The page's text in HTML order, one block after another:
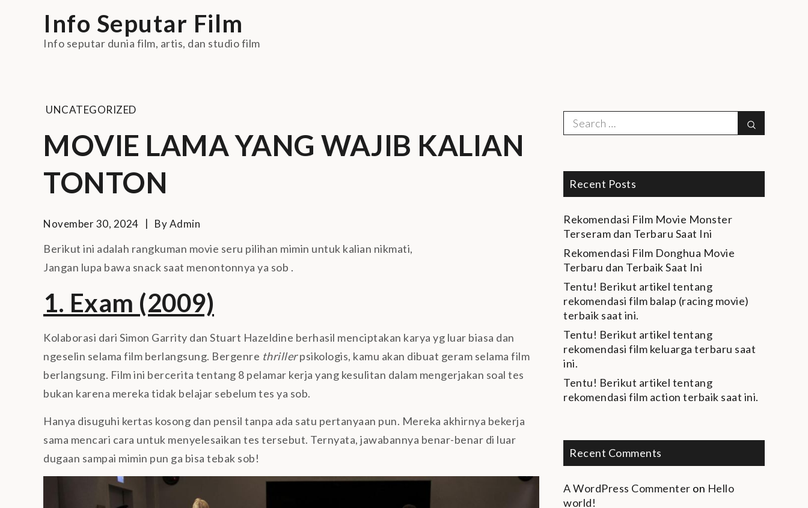
Info Seputar Film
Info seputar dunia film, artis, dan studio film
UNCATEGORIZED
MOVIE LAMA YANG WAJIB KALIAN
TONTON
November 30, 2024 ByAdmin
Berikut ini adalah rangkuman movie seru pilihan mimin untuk kalian nikmati,
Jangan lupa bawa snack saat menontonnya ya sob .
1. Exam (2009)
Kolaborasi dari Simon Garrity dan Stuart Hazeldine berhasil menciptakan karya yg luar biasa dan
ngeselin selama film berlangsung. Bergenre thrillerpsikologis, kamu akan dibuat geram selama film
berlangsung. Film ini bercerita tentang 8 pelamar kerja yang kesulitan dalam mengerjakan soal tes
bukan karena mereka tidak belajar sebelum tes ya sob.
Hanya disuguhi kertas kosong dan pensil tanpa ada satu pertanyaan pun. Mereka akhirnya bekerja
sama mencari cara untuk menyelesaikan tes tersebut. Ternyata, jawabannya benar-benar di luar
dugaan sampai mimin pun ga bisa tebak sob!
Search
for:
Recent Posts
Rekomendasi Film Movie Monster
Terseram dan Terbaru Saat Ini
Rekomendasi Film Donghua Movie
Terbaru dan Terbaik Saat Ini
Tentu! Berikut artikel tentang
rekomendasi film balap (racing movie)
terbaik saat ini.
Tentu! Berikut artikel tentang
rekomendasi film keluarga terbaru saat
ini.
Tentu! Berikut artikel tentang
rekomendasi film action terbaik saat ini.
Recent Comments
A WordPress Commenter on Hello
world!